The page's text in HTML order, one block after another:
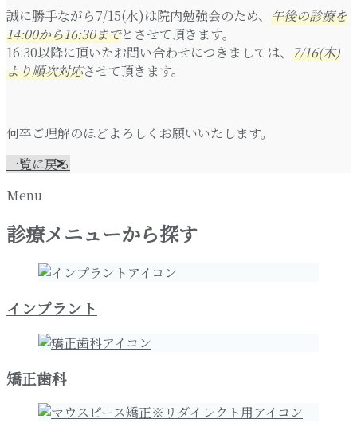
誠に勝手ながら7/15(水)は院内勉強会のため、 午後の診療を
14:00から16:30までとさせて頂きます。
16:30以降に頂いたお問い合わせにつきましては、 7/16(木)
より順次対応させて頂きます。
何卒ご理解のほどよろしくお願いいたします。
一覧に戻る
Menu
診療メニューから探す
インプラント
矯正歯科